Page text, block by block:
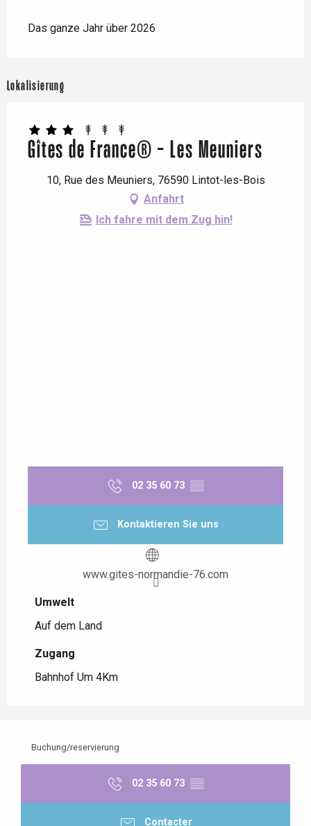
Das ganze Jahr über 2026
Lokalisierung
Gîtes de France® - Les Meuniers
10, Rue des Meuniers, 76590 Lintot-les-Bois
Anfahrt
Ich fahre mit dem Zug hin!
02 35 60 73 ▒▒
Kontaktieren Sie uns
www.gites-normandie-76.com
Umwelt
Umwelt
Auf dem Land
Zugang
Zugang
Bahnhof Um 4Km
Buchung/reservierung
02 35 60 73 ▒▒
Contacter